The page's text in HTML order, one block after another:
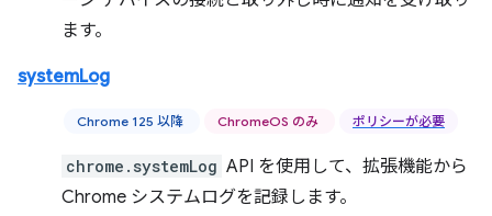
ます。
systemLog
Chrome 125 以降 ChromeOS のみ ポリシーが必要
chrome.systemLog API を使用して、拡張機能から
Chrome システムログを記録します。